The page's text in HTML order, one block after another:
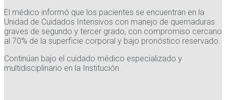
El médico informó que los pacientes se encuentran en la
Unidad de Cuidados Intensivos con manejo de quemaduras
graves de segundo y tercer grado, con compromiso cercano
al 70% de la superficie corporal y bajo pronóstico reservado.
Continúan bajo el cuidado médico especializado y
multidisciplinario en la Institución.